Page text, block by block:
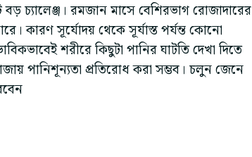
বড় চ্যালেঞ্জ। রমজান মাসে বেশিরভাগ রোজাদারের
কারণ সূর্যোদয় থেকে সূর্যাস্ত পর্যন্ত কোনো
শরীরে কিছুটা পানির ঘাটতি দেখা দিতে
পানিশূন্যতা প্রতিরোধ করা সম্ভব। চলুন জেনে